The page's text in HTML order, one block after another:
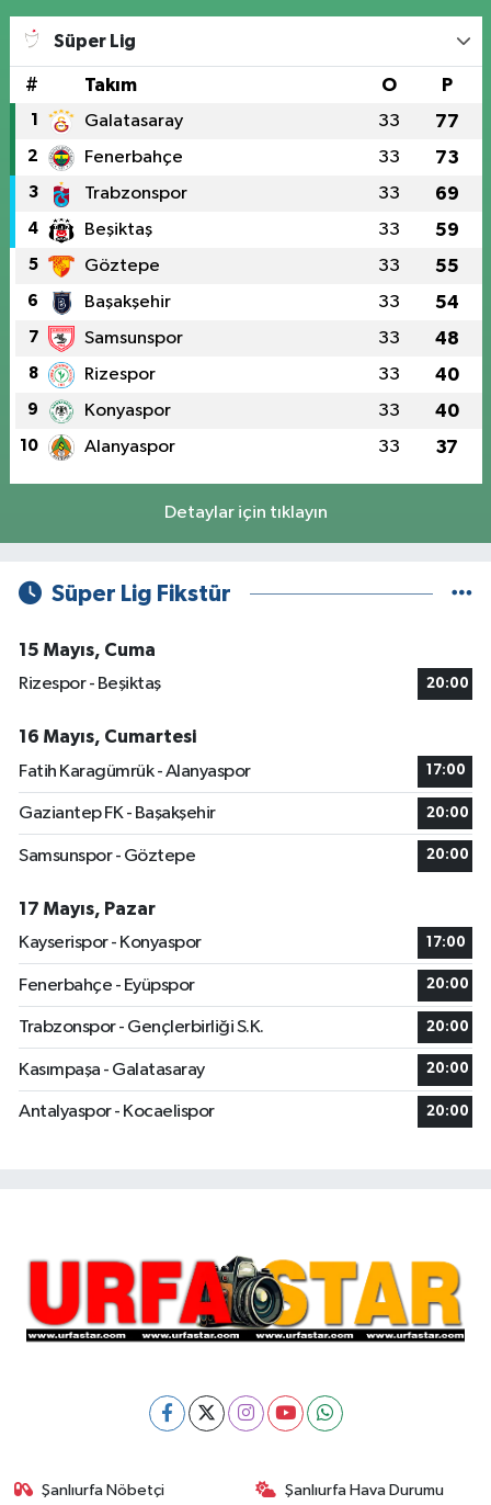
Süper Lig
# Takım O P
1 Galatasaray 33 77
2 Fenerbahçe 33 73
3 Trabzonspor 33 69
4 Beşiktaş 33 59
5 Göztepe 33 55
6 Başakşehir 33 54
7 Samsunspor 33 48
8 Rizespor 33 40
9 Konyaspor 33 40
10 Alanyaspor 33 37
Detaylar için tıklayın
Süper Lig Fikstür
15 Mayıs, Cuma
Rizespor - Beşiktaş
20:00
16 Mayıs, Cumartesi
Fatih Karagümrük - Alanyaspor
17:00
Gaziantep FK - Başakşehir 20:00
Samsunspor - Göztepe 20:00
17 Mayıs, Pazar
Kayserispor - Konyaspor
17:00
Fenerbahçe - Eyüpspor 20:00
Trabzonspor - Gençlerbirliği S.K. 20:00
Kasımpaşa - Galatasaray 20:00
Antalyaspor - Kocaelispor 20:00
Şanlıurfa Nöbetçi Şanlıurfa Hava Durumu